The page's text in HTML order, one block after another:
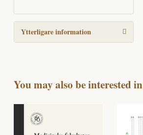
Ytterligare information
You may also be interested in